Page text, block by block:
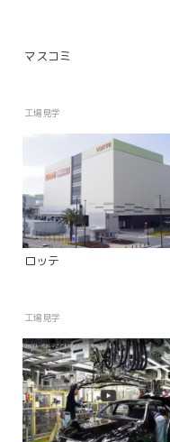
マスコミ
工場見学
ロッテ
工場見学